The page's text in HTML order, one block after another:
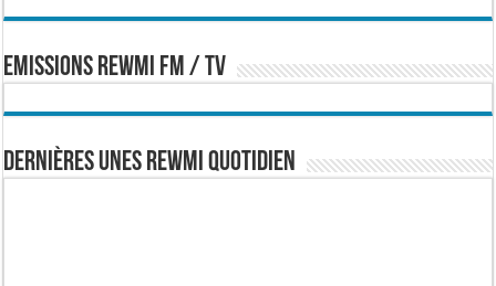
EMISSIONS REWMI FM / TV
Dernières Unes Rewmi Quotidien